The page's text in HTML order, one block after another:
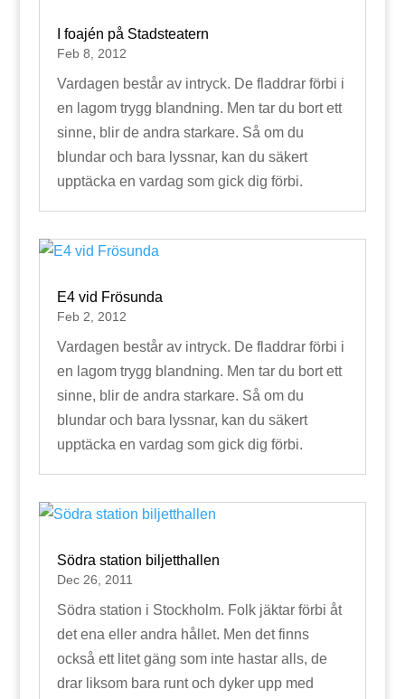
I foajén på Stadsteatern
Feb 8, 2012
Vardagen består av intryck. De fladdrar förbi i
en lagom trygg blandning. Men tar du bort ett
sinne, blir de andra starkare. Så om du
blundar och bara lyssnar, kan du säkert
upptäcka en vardag som gick dig förbi.
E4 vid Frösunda
Feb 2, 2012
Vardagen består av intryck. De fladdrar förbi i
en lagom trygg blandning. Men tar du bort ett
sinne, blir de andra starkare. Så om du
blundar och bara lyssnar, kan du säkert
upptäcka en vardag som gick dig förbi.
Södra station biljetthallen
Dec 26, 2011
Södra station i Stockholm. Folk jäktar förbi åt
det ena eller andra hållet. Men det finns
också ett litet gäng som inte hastar alls, de
drar liksom bara runt och dyker upp med